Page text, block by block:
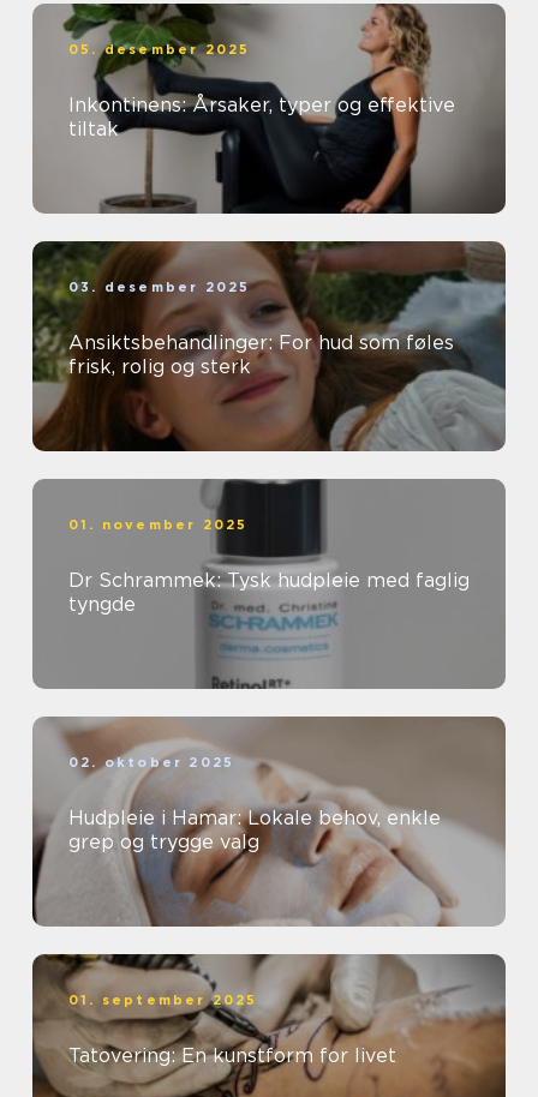
05. desember 2025
Inkontinens: Årsaker, typer og effektive
tiltak
03. desember 2025
Ansiktsbehandlinger: For hud som føles
frisk, rolig og sterk
01. november 2025
Dr Schrammek: Tysk hudpleie med faglig
tyngde
02. oktober 2025
Hudpleie i Hamar: Lokale behov, enkle
grep og trygge valg
01. september 2025
Tatovering: En kunstform for livet